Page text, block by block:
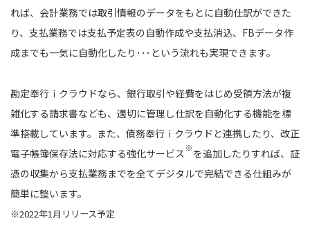
れば、会計業務では取引情報のデータをもとに自動仕訳ができた
り、支払業務では支払予定表の自動作成や支払消込、FBデータ作
成までも一気に自動化したり･･･という流れも実現できます。
勘定奉行ｉクラウドなら、銀行取引や経費をはじめ受領方法が複
雑化する請求書なども、適切に管理し仕訳を自動化する機能を標
準搭載しています。また、債務奉行ｉクラウドと連携したり、改正
電子帳簿保存法に対応する強化サービス※を追加したりすれば、証
憑の収集から支払業務までを全てデジタルで完結できる仕組みが
簡単に整います。
※2022年1月リリース予定